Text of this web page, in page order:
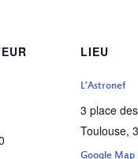
LIEU
L’Astronef
3 place
Toulouse,
Google Map